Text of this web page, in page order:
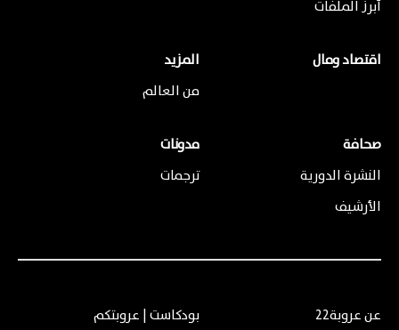
أبرز الملفات
اقتصاد ومال
المزيد
من العالم
صحافة
النشرة الدورية
الأرشيف
مدونات
ترجمات
عن عروبة22
بودكاست | عروبتكم